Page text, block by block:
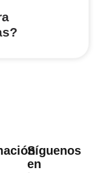
Síguenos
en